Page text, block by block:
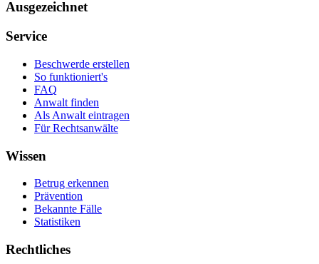
Ausgezeichnet
Service
Beschwerde erstellen
So funktioniert's
FAQ
Anwalt finden
Als Anwalt eintragen
Für Rechtsanwälte
Wissen
Betrug erkennen
Prävention
Bekannte Fälle
Statistiken
Rechtliches